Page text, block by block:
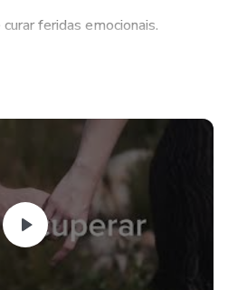
feridas emocionais.
reacender a atração e a
um relacionamento mais
Transforme seu
a viver a história de amor que